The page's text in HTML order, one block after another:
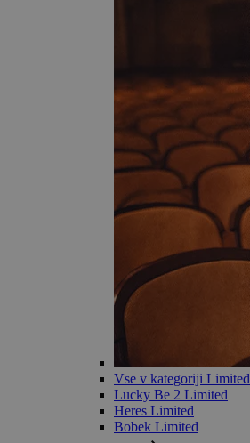
Vse v kategoriji Limited
Lucky Be 2 Limited
Heres Limited
Bobek Limited